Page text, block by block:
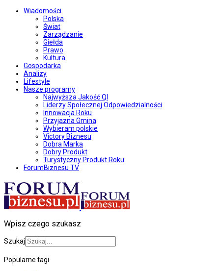
Wiadomości
Polska
Świat
Zarządzanie
Giełda
Prawo
Kultura
Gospodarka
Analizy
Lifestyle
Nasze programy
Najwyższa Jakość QI
Liderzy Społecznej Odpowiedzialności
Innowacja Roku
Przyjazna Gmina
Wybieram polskie
Victory Biznesu
Dobra Marka
Dobry Produkt
Turystyczny Produkt Roku
ForumBiznesu TV
Wpisz czego szukasz
Szukaj
Popularne tagi